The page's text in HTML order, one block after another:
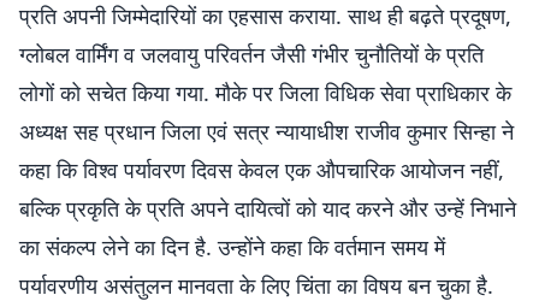
प्रति अपनी जिम्मेदारियों का एहसास कराया. साथ ही बढ़ते प्रदूषण,
ग्लोबल वार्मिंग व जलवायु परिवर्तन जैसी गंभीर चुनौतियों के प्रति
लोगों को सचेत किया गया. मौके पर जिला विधिक सेवा प्राधिकार के
अध्यक्ष सह प्रधान जिला एवं सत्र न्यायाधीश राजीव कुमार सिन्हा ने
कहा कि विश्व पर्यावरण दिवस केवल एक औपचारिक आयोजन नहीं,
बल्कि प्रकृति के प्रति अपने दायित्वों को याद करने और उन्हें निभाने
का संकल्प लेने का दिन है. उन्होंने कहा कि वर्तमान समय में
पर्यावरणीय असंतुलन मानवता के लिए चिंता का विषय बन चुका है.